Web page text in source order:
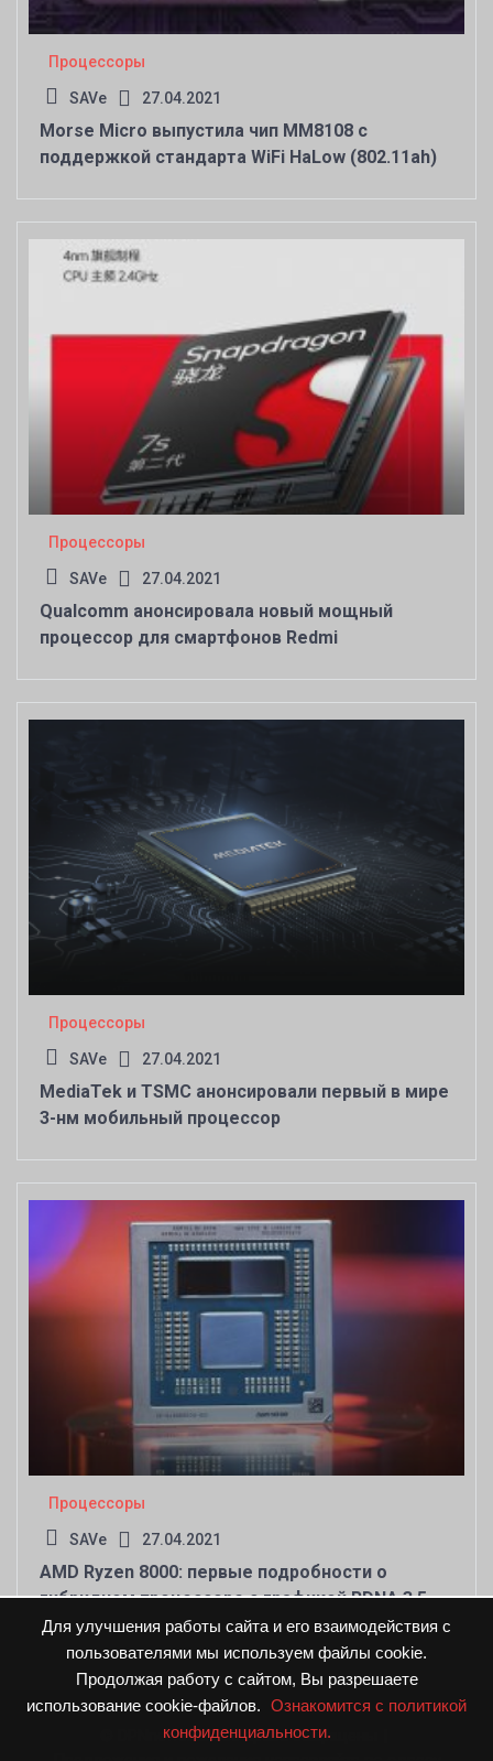
Для улучшения работы сайта и его взаимодействия с
пользователями мы используем файлы cookie.
Продолжая работу с сайтом, Вы разрешаете
использование cookie-файлов.
Ознакомится с политикой
конфиденциальности.
Процессоры
SAVe 27.04.2021
Morse Micro выпустила чип MM8108 с
поддержкой стандарта WiFi HaLow (802.11ah)
Процессоры
SAVe 27.04.2021
Qualcomm анонсировала новый мощный
процессор для смартфонов Redmi
Процессоры
SAVe 27.04.2021
MediaTek и TSMC анонсировали первый в мире
3-нм мобильный процессор
Процессоры
SAVe 27.04.2021
AMD Ryzen 8000: первые подробности о
гибридном процессоре с графикой RDNA 3.5
© DPNnews.ru. Все права защищены